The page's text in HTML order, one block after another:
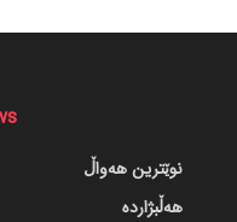
نوێترین هەواڵ
هەڵبژاردە